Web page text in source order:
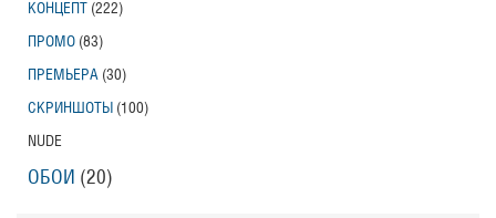
КОНЦЕПТ (222)
ПРОМО (83)
ПРЕМЬЕРА (30)
СКРИНШОТЫ (100)
NUDE
ОБОИ (20)